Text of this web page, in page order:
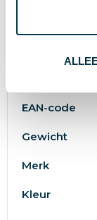
EAN-code
Gewicht
Merk
Kleur